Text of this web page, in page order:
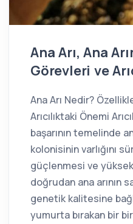
Ana Arı, Ana
Görevleri ve
Ana Arı Nedir?
Arıcılıktaki Önemi
başarının temelinde
kolonisinin varlığını
güçlenmesi ve
doğrudan ana arının
genetik kalitesine
yumurta bırakan bir